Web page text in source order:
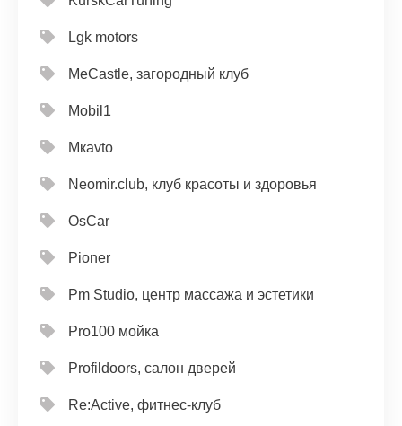
Lgk motors
MeCastle, загородный клуб
Mobil1
Mкavto
Neomir.club, клуб красоты и здоровья
OsCar
Pioner
Pm Studio, центр массажа и эстетики
Pro100 мойка
Profildoors, салон дверей
Re:Active, фитнес-клуб